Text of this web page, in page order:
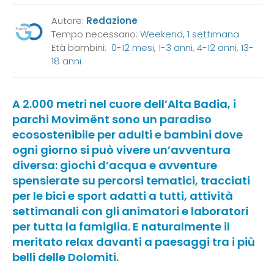
Autore: Redazione
Tempo necessario:Weekend, 1 settimana
Età bambini:0-12 mesi,1-3 anni,4-12 anni,13-
18 anni
A 2.000 metri nel cuore dell’Alta Badia, i
parchi Movimënt sono un paradiso
ecosostenibile per adulti e bambini dove
ogni giorno si può vivere un’avventura
diversa: giochi d’acqua e avventure
spensierate su percorsi tematici, tracciati
per le bici e sport adatti a tutti, attività
settimanali con gli animatori e laboratori
per tutta la famiglia. E naturalmente il
meritato relax davanti a paesaggi tra i più
belli delle Dolomiti.